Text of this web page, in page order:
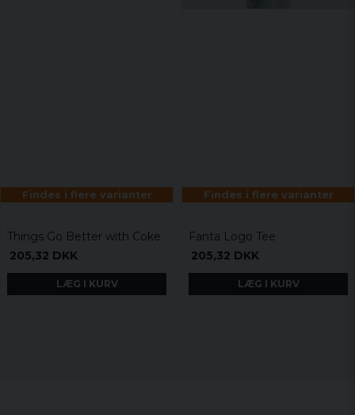
Findes i flere varianter
Things Go Better with Coke
205,32 DKK
LÆG I KURV
Findes i flere varianter
Fanta Logo Tee
205,32 DKK
LÆG I KURV